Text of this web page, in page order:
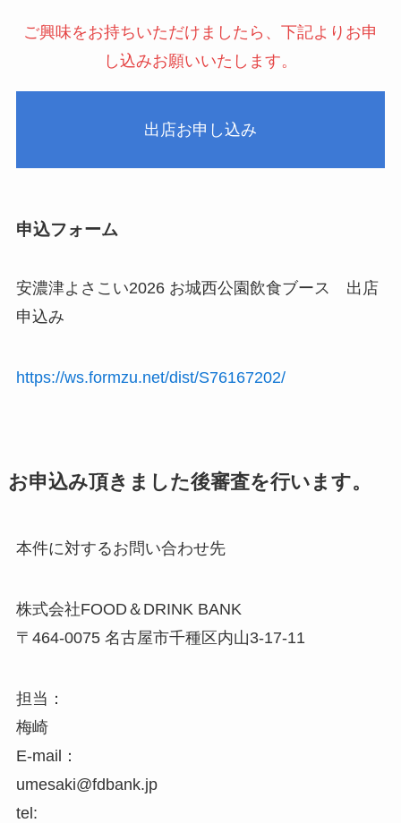
ご興味をお持ちいただけましたら、下記よりお申
し込みお願いいたします。
出店お申し込み
申込フォーム
安濃津よさこい2026 お城西公園飲食ブース 出店
申込み
https://ws.formzu.net/dist/S76167202/
お申込み頂きました後審査を行います。
本件に対するお問い合わせ先
株式会社FOOD＆DRINK BANK
〒464-0075 名古屋市千種区内山3-17-11
担当：
梅崎
E-mail： ​
umesaki@fdbank.jp
tel: